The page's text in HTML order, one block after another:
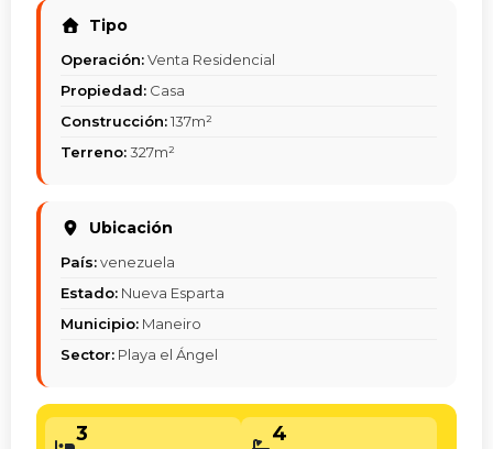
Tipo
Operación:Venta Residencial
Propiedad: Casa
Construcción:137m²
Terreno:327m²
Ubicación
País:venezuela
Estado: Nueva Esparta
Municipio: Maneiro
Sector: Playa el Ángel
3 4